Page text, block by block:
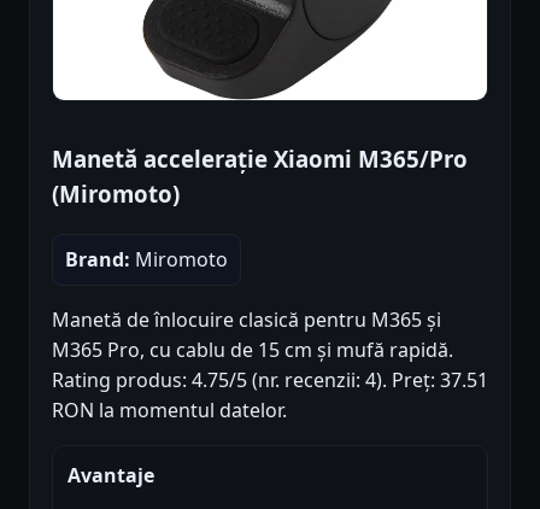
Manetă accelerație Xiaomi M365/Pro
(Miromoto)
Brand: Miromoto
Manetă de înlocuire clasică pentru M365 și
M365 Pro, cu cablu de 15 cm și mufă rapidă.
Rating produs: 4.75/5 (nr. recenzii: 4). Preț: 37.51
RON la momentul datelor.
Avantaje